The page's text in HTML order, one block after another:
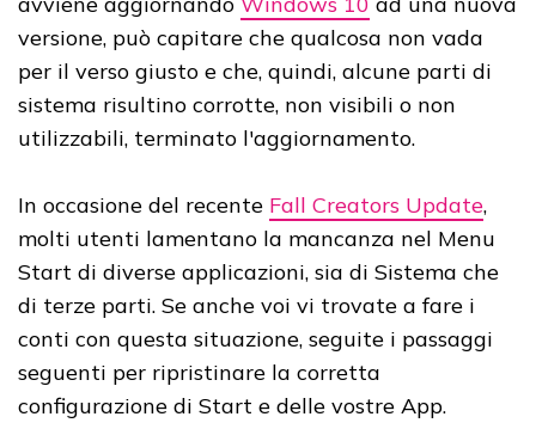
versione, può capitare che qualcosa non vada
per il verso giusto e che, quindi, alcune parti di
sistema risultino corrotte, non visibili o non
utilizzabili, terminato l'aggiornamento.
In occasione del recente Fall Creators Update,
molti utenti lamentano la mancanza nel Menu
Start di diverse applicazioni, sia di Sistema che
di terze parti. Se anche voi vi trovate a fare i
conti con questa situazione, seguite i passaggi
seguenti per ripristinare la corretta
configurazione di Start e delle vostre App.